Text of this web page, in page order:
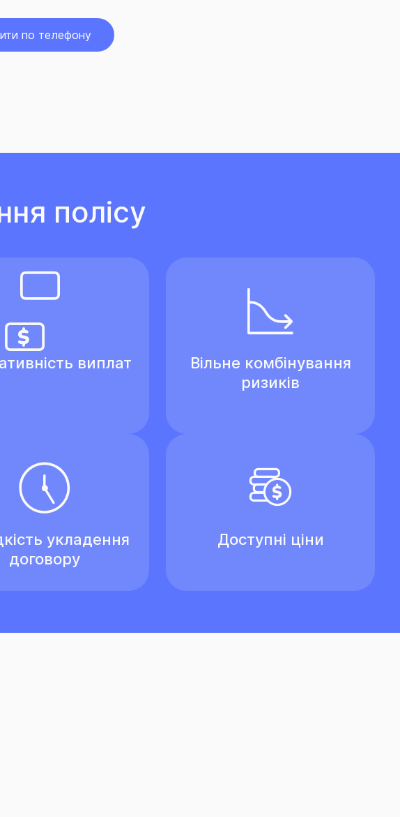
по телефону
полісу
виплат
Вільне комбінування
ризиків
укладення
договору
Доступні ціни